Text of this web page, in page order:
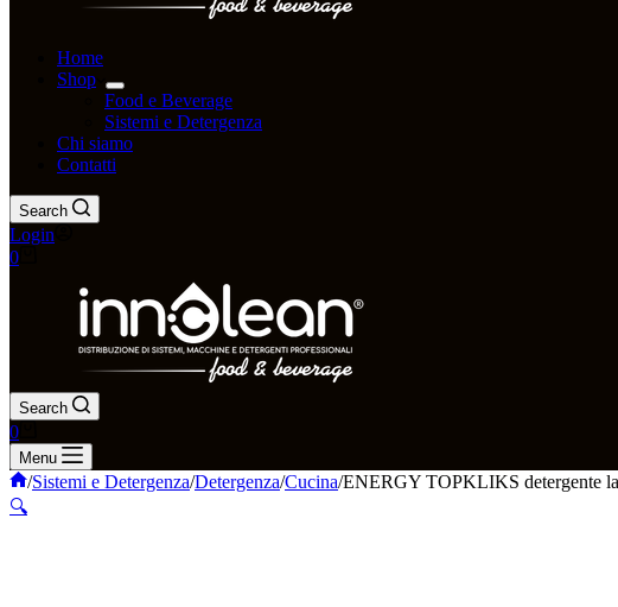
Home
Shop
Food e Beverage
Sistemi e Detergenza
Chi siamo
Contatti
Search
Login
0
Search
0
Menu
/Sistemi e Detergenza/Detergenza/Cucina/ENERGY TOPKLIKS detergente
🔍